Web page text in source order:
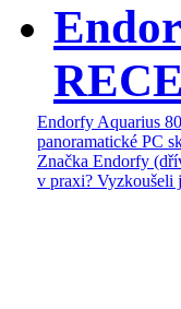
Endorfy Aquarius
panoramatické PC
Značka Endorfy
v praxi? Vyzkoušeli